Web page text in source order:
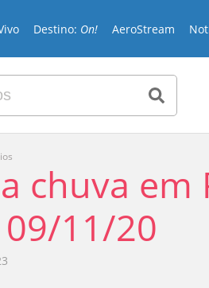
Destino: On! AeroStream
chuva em
11/20